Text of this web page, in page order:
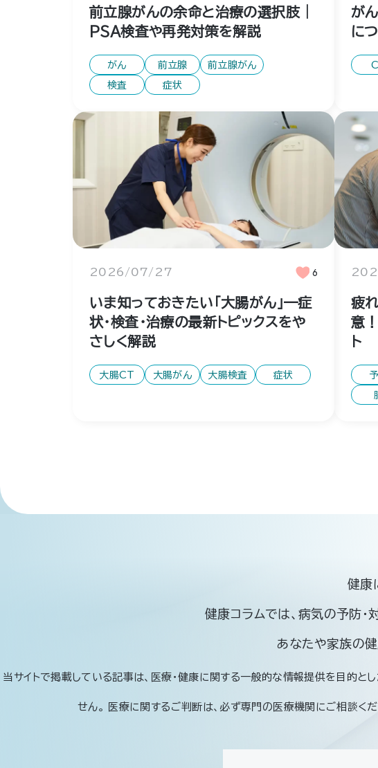
前立腺がんの余命と治療の選択肢｜
PSA検査や再発対策を解説
がん 前立腺 前立腺がん
検査 症状
が
に
2026/07/27 6
いま知っておきたい「大腸がん」—症
状・検査・治療の最新トピックスをや
さしく解説
大腸CT 大腸がん 大腸検査 症状
疲
意
ト
健康
健康コラムでは、病気の予防・
あなたや家族の健
当サイトで掲載している記事は、医療・健康に関する一般的な情報提供を目的と
せん。 医療に関するご判断は、必ず専門の医療機関にご相談く